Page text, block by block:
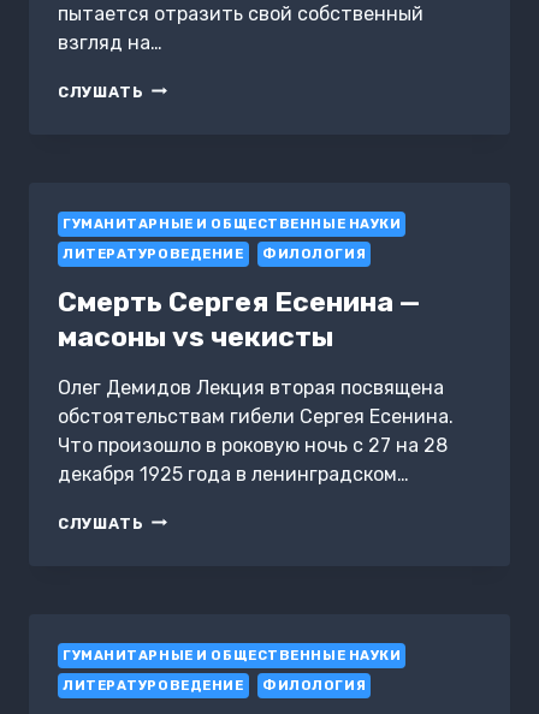
пытается отразить свой собственный
взгляд на…
СЛУШАТЬ МОТИВ
ГУМАНИТАРНЫЕ И ОБЩЕСТВЕННЫЕ НАУКИ
ЛИТЕРАТУРОВЕДЕНИЕ
ФИЛОЛОГИЯ
Смерть Сергея Есенина —
масоны vs чекисты
Олег Демидов Лекция вторая посвящена
обстоятельствам гибели Сергея Есенина.
Что произошло в роковую ночь с 27 на 28
декабря 1925 года в ленинградском…
СЛУШАТЬ СМЕРТЬ
ЧЕКИСТЫ
ГУМАНИТАРНЫЕ И ОБЩЕСТВЕННЫЕ НАУКИ
ЛИТЕРАТУРОВЕДЕНИЕ
ФИЛОЛОГИЯ